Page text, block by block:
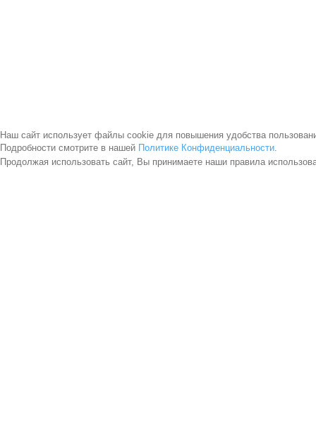
Наш сайт использует файлы cookie для повышения удобства
Подробности смотрите в нашей Политике Конфиденциальности.
Продолжая использовать сайт, Вы принимаете наши правила